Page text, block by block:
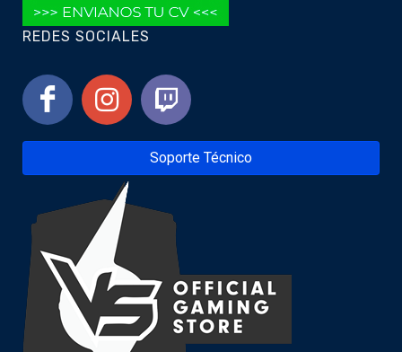
REDES SOCIALES
Soporte Técnico